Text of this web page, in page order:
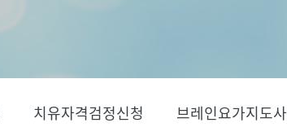
치유자격검정신청 브레인요가지도사